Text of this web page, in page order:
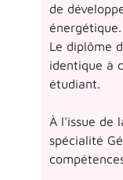
de
énergétique.
Le diplôme
identique à
étudiant.
À l'issue de
spécialité